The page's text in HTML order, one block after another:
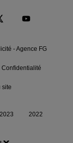
- Agence FG
Confidentialité
site
2023 2022